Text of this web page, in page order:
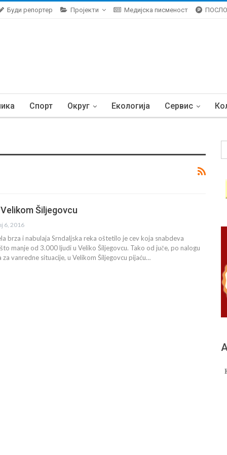
Буди репортер Пројекти Медијска писменост
Спорт Округ Екологија Сервис
Šiljegovcu
6, 2016
brza i nabulaja Srndaljska reka oštetilo je cev koja snabdeva
manje od 3.000 ljudi u Veliko Šiljegovcu. Tako od juče, po nalogu
za vanredne situacije, u Velikom Šiljegovcu pijaću…